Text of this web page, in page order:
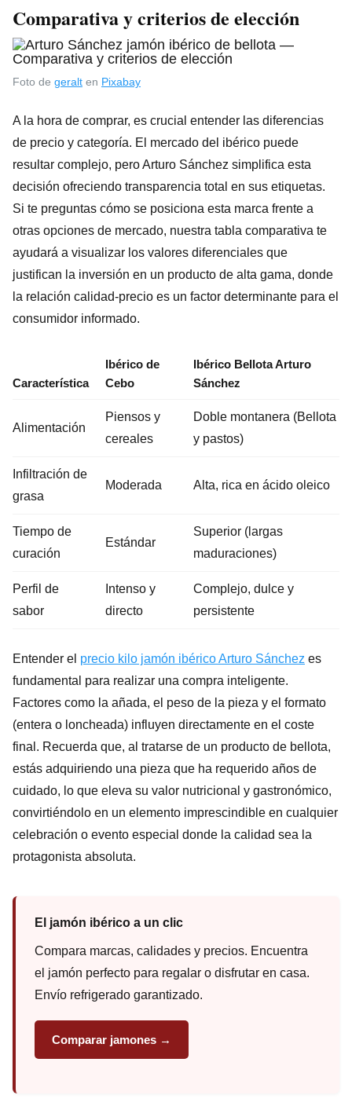
Comparativa y criterios de elección
Foto de geralt en Pixabay
A la hora de comprar, es crucial entender las diferencias
de precio y categoría. El mercado del ibérico puede
resultar complejo, pero Arturo Sánchez simplifica esta
decisión ofreciendo transparencia total en sus etiquetas.
Si te preguntas cómo se posiciona esta marca frente a
otras opciones de mercado, nuestra tabla comparativa te
ayudará a visualizar los valores diferenciales que
justifican la inversión en un producto de alta gama, donde
la relación calidad-precio es un factor determinante para el
consumidor informado.
Característica
Ibérico de
Cebo
Ibérico Bellota Arturo
Sánchez
Alimentación
Piensos y
cereales
Doble montanera (Bellota
y pastos)
Infiltración de
grasa
Moderada Alta, rica en ácido oleico
Tiempo de
curación
Estándar
Superior (largas
maduraciones)
Perfil de
sabor
Intenso y
directo
Complejo, dulce y
persistente
Entender el precio kilo jamón ibérico Arturo Sánchez es
fundamental para realizar una compra inteligente.
Factores como la añada, el peso de la pieza y el formato
(entera o loncheada) influyen directamente en el coste
final. Recuerda que, al tratarse de un producto de bellota,
estás adquiriendo una pieza que ha requerido años de
cuidado, lo que eleva su valor nutricional y gastronómico,
convirtiéndolo en un elemento imprescindible en cualquier
celebración o evento especial donde la calidad sea la
protagonista absoluta.
El jamón ibérico a un clic
Compara marcas, calidades y precios. Encuentra
el jamón perfecto para regalar o disfrutar en casa.
Envío refrigerado garantizado.
Comparar jamones →